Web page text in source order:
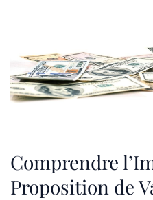
Comprendre
Proposition de